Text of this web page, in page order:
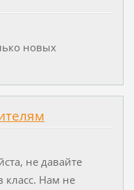
новых
не давайте
класс. Нам не